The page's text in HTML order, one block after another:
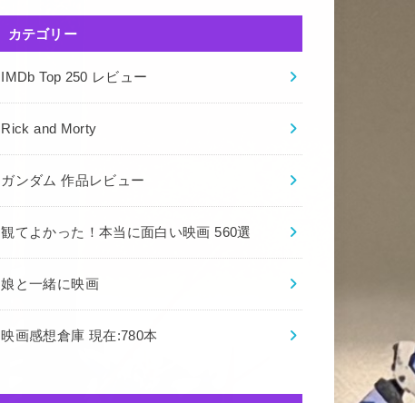
カテゴリー
IMDb Top 250 レビュー
Rick and Morty
ガンダム 作品レビュー
観てよかった！本当に面白い映画 560選
娘と一緒に映画
映画感想倉庫 現在:780本